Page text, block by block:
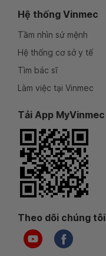
Hệ thống Vinmec
Tầm nhìn sứ mệnh
Hệ thống cơ sở y tế
Tìm bác sĩ
Làm việc tại Vinmec
Tải App MyVinmec
Theo dõi chúng tôi